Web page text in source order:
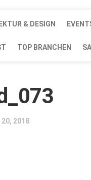
& DESIGN
TOP BRANCHEN
20, 2018